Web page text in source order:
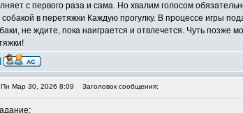
с первого раза и сама. Но хвалим голосом
в перетяжки Каждую прогулку. В процессе игры
не ждите, пока наиграется и отвлечется. Чуть позже
Мар 30, 2026 8:09 Заголовок сообщения: